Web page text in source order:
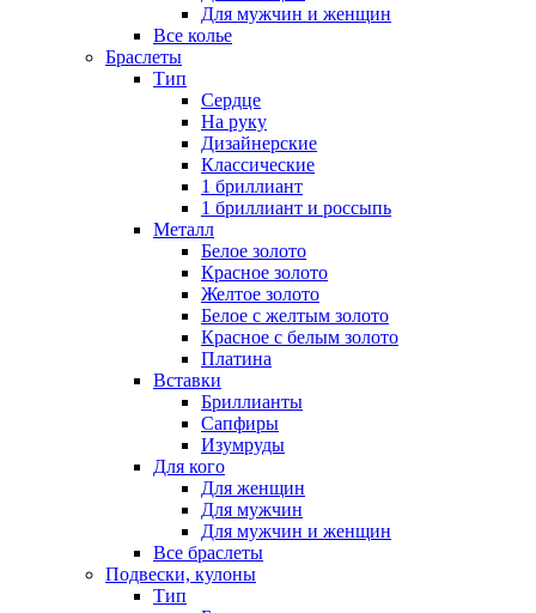
Для мужчин и женщин
Все колье
Браслеты
Тип
Сердце
На руку
Дизайнерские
Классические
1 бриллиант
1 бриллиант и россыпь
Металл
Белое золото
Красное золото
Желтое золото
Белое с желтым золото
Красное с белым золото
Платина
Вставки
Бриллианты
Сапфиры
Изумруды
Для кого
Для женщин
Для мужчин
Для мужчин и женщин
Все браслеты
Подвески, кулоны
Тип